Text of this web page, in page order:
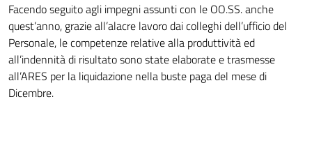
Facendo seguito agli impegni assunti con le OO.SS. anche
quest’anno, grazie all’alacre lavoro dai colleghi dell’ufficio del
Personale, le competenze relative alla produttività ed
all’indennità di risultato sono state elaborate e trasmesse
all’ARES per la liquidazione nella buste paga del mese di
Dicembre.